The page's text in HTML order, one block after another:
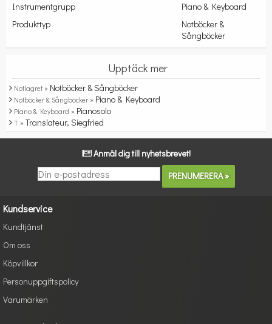
Instrumentgrupp
Piano & Keyboard
Produkttyp
Notböcker &
Sångböcker
Upptäck mer
Notlagret » Notböcker & Sångböcker
Notböcker & Sångböcker » Piano & Keyboard
Piano & Keyboard » Pianosolo
T » Translateur, Siegfried
Anmäl dig till nyhetsbrevet!
Kundservice
Kundtjänst
Om oss
Köpvillkor
Personuppgiftspolicy
Varumärken